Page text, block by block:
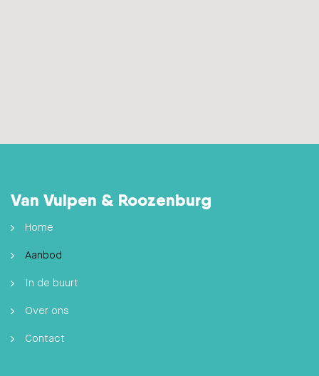
Van Vulpen & Roozenburg
Home
Aanbod
In de buurt
Over ons
Contact